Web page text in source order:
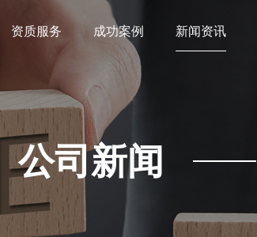
资质服务 成功案例 新闻资讯
公司新闻